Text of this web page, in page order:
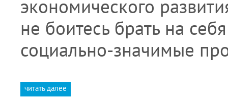
экономического
не боитесь брать на
социально-значимые
читать далее